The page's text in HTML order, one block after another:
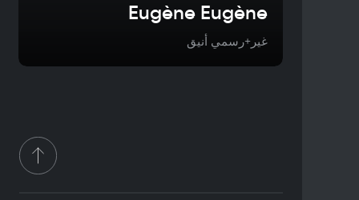
Eugène Eugène
غير+رسمي أنيق